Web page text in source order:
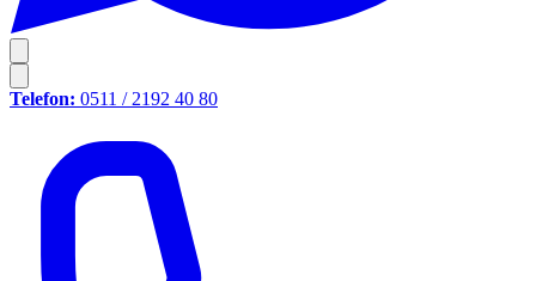
Telefon: 0511 / 2192 40 80